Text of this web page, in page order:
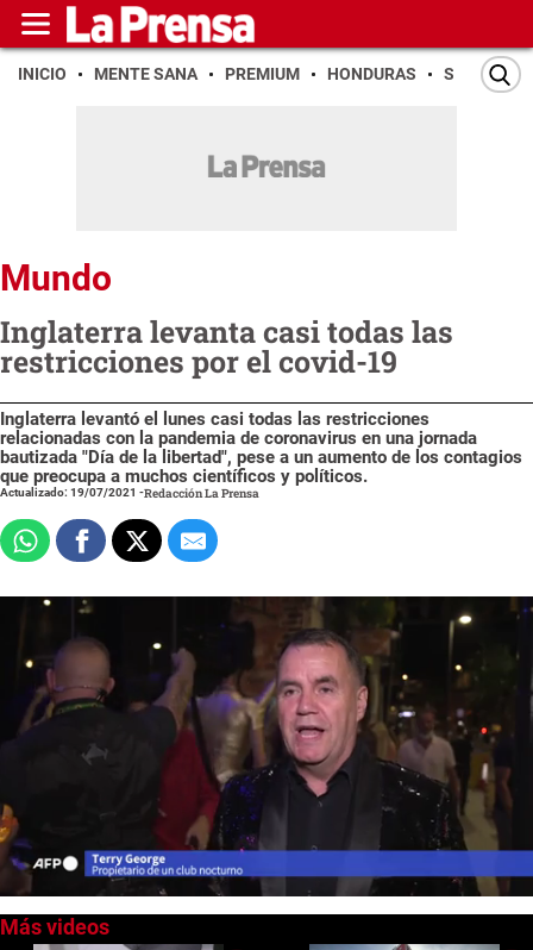
INICIO MENTE SANA PREMIUM HONDURAS SAN PEDRO
Mundo
Inglaterra levanta casi todas las
restricciones por el covid-19
Inglaterra levantó el lunes casi todas las restricciones
relacionadas con la pandemia de coronavirus en una jornada
bautizada "Día de la libertad", pese a un aumento de los contagios
que preocupa a muchos científicos y políticos.
Actualizado: 19/07/2021 -Redacción La Prensa
of